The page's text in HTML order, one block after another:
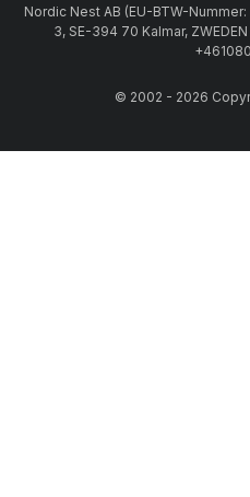
Nordic Nest AB (EU-BTW-
3, SE-394 70 Kalmar,
© 2002 - 2026